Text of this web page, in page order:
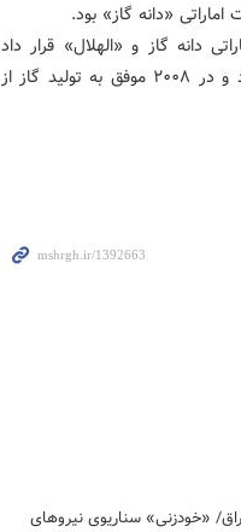
«دانه گاز» بود.
در ۲۰۰۷ با دو شرکت اماراتی دانه گاز و «الهلال» قرار داد
مطالعات، استخراج و بازاریابی گاز کردستان عراق را امضا کرد و در ۲۰۰۸ موفق به تولید گاز از
«خودزنی» سناریوی نیروهای